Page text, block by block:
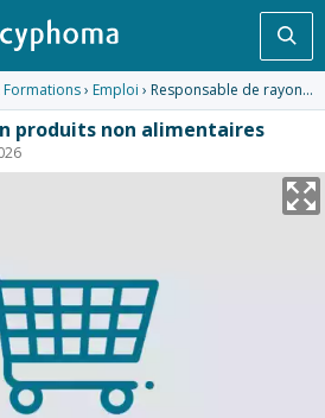
Formations› Emploi › Responsable de rayon produits non alimentaires
produits non alimentaires